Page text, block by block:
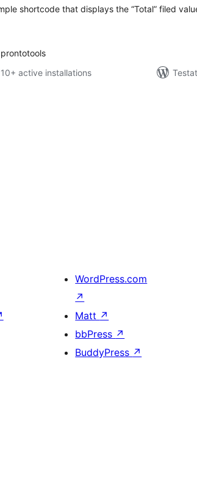
shortcode that displays the “Total” filed
prontotools
10+ active installations
WordPress.com
↗
Matt ↗
bbPress ↗
BuddyPress ↗